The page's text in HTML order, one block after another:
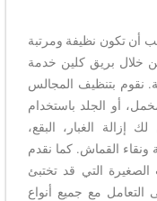
أن تكون نظيفة ومرتبة
خلال بريق كلين خدمة
نقوم بتنظيف المجالس
أو الجلد باستخدام
الغبار، البقع،
ونقاء القماش. كما نقدم
التي قد تختبئ
مع جميع أنواع